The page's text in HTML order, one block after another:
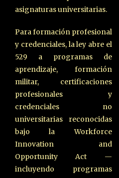
asignaturas universitarias.
Para formación profesional
y credenciales, la ley abre el
529 a programas de
aprendizaje, formación
militar, certificaciones
profesionales y
credenciales no
universitarias reconocidas
bajo la Workforce
Innovation and
Opportunity Act —
incluyendo programas